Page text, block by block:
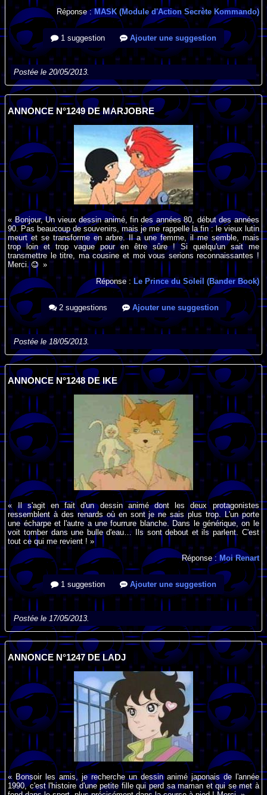
Réponse :MASK (Module d'Action Secrète Kommando)
1 suggestion Ajouter une suggestion
Postée le 20/05/2013.
ANNONCE N°1249 DE MARJOBRE
« Bonjour, Un vieux dessin animé, fin des années 80, début des années
90. Pas beaucoup de souvenirs, mais je me rappelle la fin : le vieux lutin
meurt et se transforme en arbre. Il a une femme, il me semble, mais
trop loin et trop vague pour en être sûre ! Si quelqu'un sait me
transmettre le titre, ma cousine et moi vous serions reconnaissantes !
Merci.
»
Réponse : Le Prince du Soleil (Bander Book)
2 suggestions Ajouter une suggestion
Postée le 18/05/2013.
ANNONCE N°1248 DE IKE
« Il s'agit en fait d'un dessin animé dont les deux protagonistes
ressemblent à des renards où en sont je ne sais plus trop. L'un porte
une écharpe et l'autre a une fourrure blanche. Dans le générique, on le
voit tomber dans une bulle d'eau… Ils sont debout et ils parlent. C'est
tout ce qui me revient ! »
Réponse : Moi Renart
1 suggestion Ajouter une suggestion
Postée le 17/05/2013.
ANNONCE N°1247 DE LADJ
« Bonsoir les amis, je recherche un dessin animé japonais de l'année
1990, c'est l'histoire d'une petite fille qui perd sa maman et qui se met à